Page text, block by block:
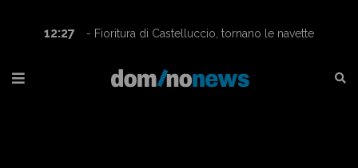
12:27
- Fioritura di Castelluccio, tornano le navette